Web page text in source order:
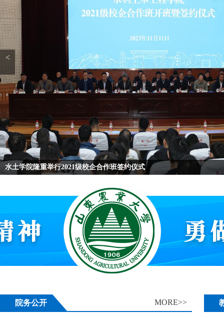
1 2
水土学院隆重举行2021级校企合作班签约仪式
<
院务公开 MORE>>